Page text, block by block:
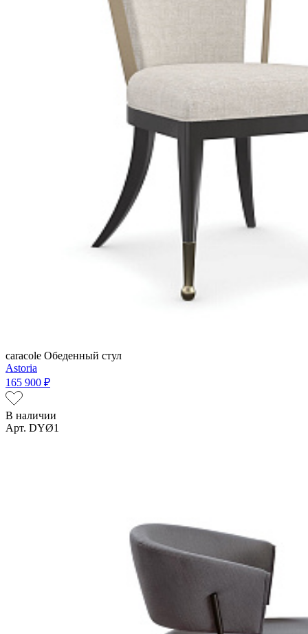
caracole Обеденный стул
Astoria
165 900 ₽
В наличии
Арт. DYØ1